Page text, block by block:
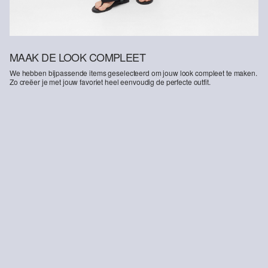
MAAK DE LOOK COMPLEET
We hebben bijpassende items geselecteerd om jouw look compleet te maken.
Zo creëer je met jouw favoriet heel eenvoudig de perfecte outfit.